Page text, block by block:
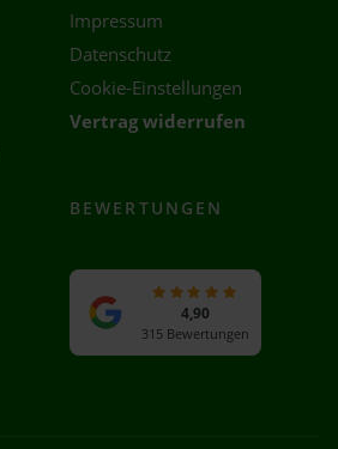
Impressum
Datenschutz
Cookie-Einstellungen
Vertrag widerrufen
BEWERTUNGEN
4,90
315 Bewertungen